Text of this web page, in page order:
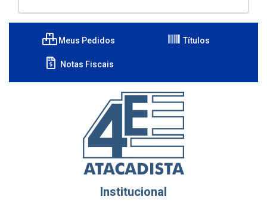
Meus Pedidos Títulos
Notas Fiscais
Institucional